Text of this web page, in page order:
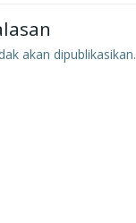
akan dipublikasikan.